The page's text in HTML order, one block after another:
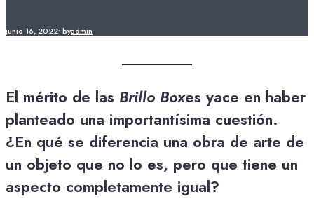
junio 16, 2022• byadmin
El mérito de las Brillo Boxes yace en haber
planteado una importantísima cuestión.
¿En qué se diferencia una obra de arte de
un objeto que no lo es, pero que tiene un
aspecto completamente igual?